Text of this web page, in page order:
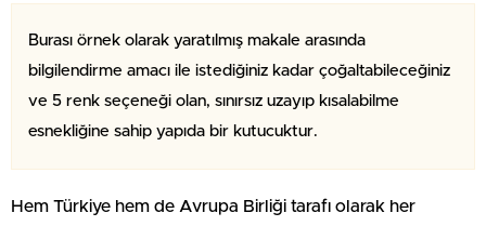
Burası örnek olarak yaratılmış makale arasında
bilgilendirme amacı ile istediğiniz kadar çoğaltabileceğiniz
ve 5 renk seçeneği olan, sınırsız uzayıp kısalabilme
esnekliğine sahip yapıda bir kutucuktur.
Hem Türkiye hem de Avrupa Birliği tarafı olarak her